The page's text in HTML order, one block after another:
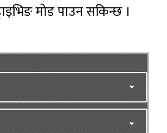
मोड पाउन सकिन्छ ।